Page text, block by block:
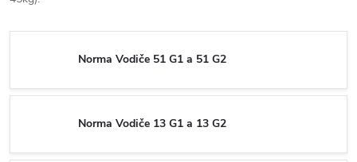
Norma Vodiče 51 G1 a 51 G2
Norma Vodiče 13 G1 a 13 G2